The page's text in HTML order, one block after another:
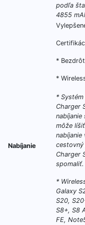
podľa
4855
Nabíjanie
*
*
*
Charger
nabíjanie
môže
nabíjanie
cestovný
Charger
spomaliť.
*
Galaxy
S20,
S8+, S8
FE,